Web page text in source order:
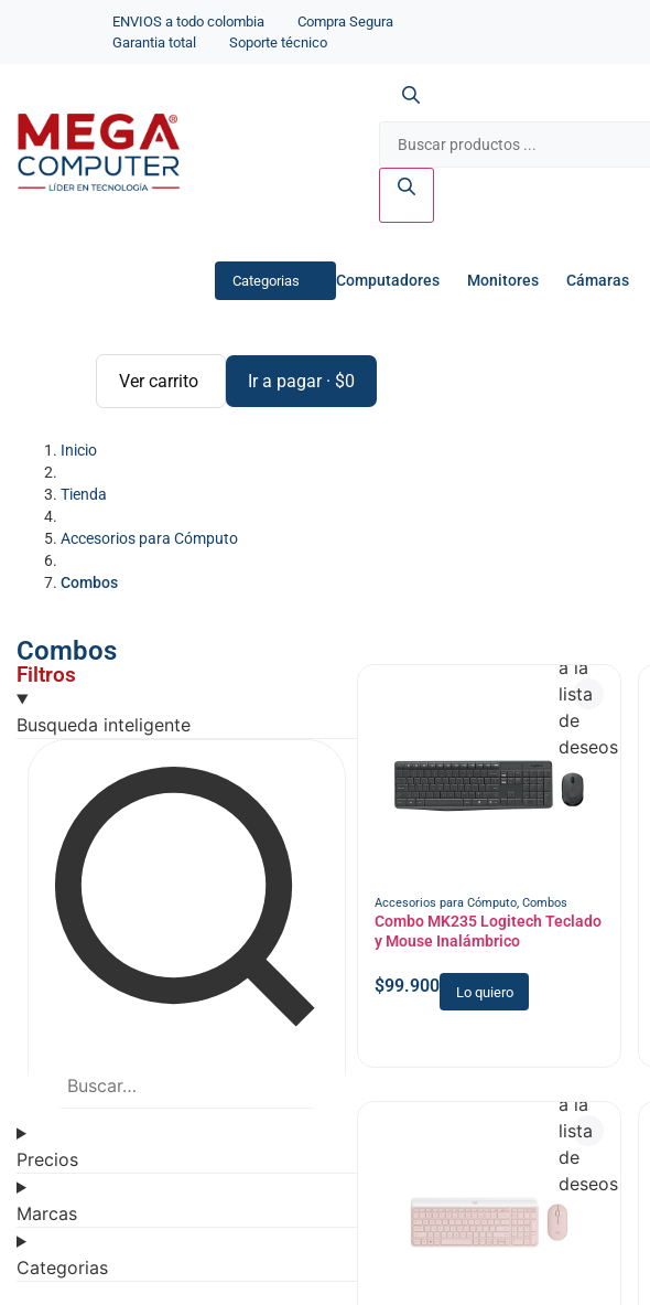
ENVIOS a todo colombia
Compra Segura
Garantia total
Soporte técnico
Categorias Computadores Monitores Cámaras
Ver carrito Ir a pagar · $0
Inicio
Tienda
Accesorios para Cómputo
Combos
Combos
Filtros
Busqueda inteligente
Precios
Marcas
Categorias
Accesorios para Cómputo, Combos
Combo MK235 Logitech Teclado
y Mouse Inalámbrico
$99.900 Lo quiero
a la
lista
de
deseos
a la
lista
de
deseos